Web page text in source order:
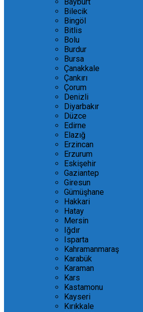
Bilecik
Bingöl
Bitlis
Bolu
Burdur
Bursa
Çanakkale
Çankırı
Çorum
Denizli
Diyarbakır
Düzce
Edirne
Elazığ
Erzincan
Erzurum
Eskişehir
Gaziantep
Giresun
Gümüşhane
Hakkari
Hatay
Mersin
Iğdır
Isparta
Kahramanmaraş
Karabük
Karaman
Kars
Kastamonu
Kayseri
Kırıkkale